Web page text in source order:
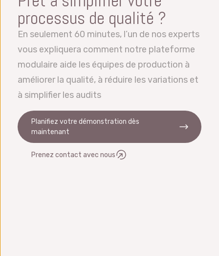
avons des bureaux dans le monde entier et
pouvons également fournir une assistance
dans la plupart des langues.
Nous pouvons gérer l’importation et
l’exportation depuis et vers Excel, des fichiers
et des bases de données. Nous nous
intégrons également avec OEE, ERP, LIMS,
MES, etc.
processus de qualité ?
En seulement 60 minutes, l’un de nos experts
vous expliquera comment notre plateforme
modulaire aide les équipes de production à
améliorer la qualité, à réduire les variations et
à simplifier les audits
Planifiez votre démonstration dès
maintenant
Prenez contact avec nous